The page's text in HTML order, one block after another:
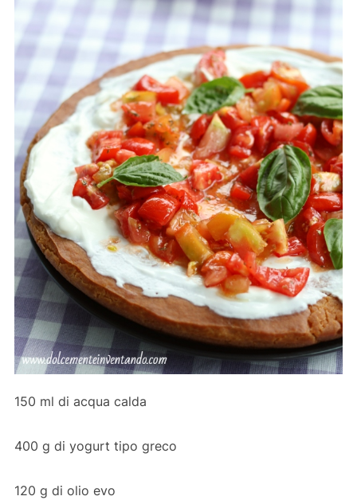
150 ml di acqua calda
400 g di yogurt tipo greco
120 g di olio evo